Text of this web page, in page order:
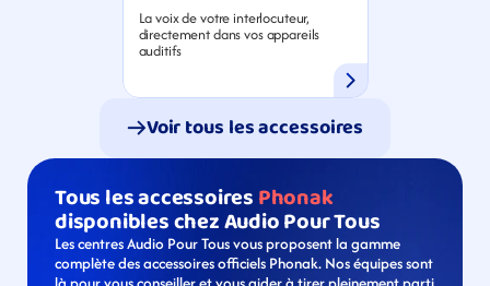
La voix de votre interlocuteur,
directement dans vos appareils
auditifs
Voir tous les accessoires
Tous les accessoires Phonak
disponibles chez Audio Pour Tous
Les centres Audio Pour Tous vous proposent la gamme
complète des accessoires officiels Phonak. Nos équipes sont